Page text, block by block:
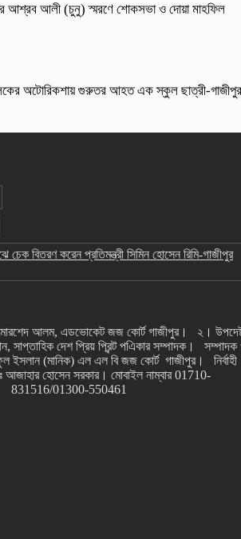
আশ্রব আলী (চুনু) স্মরণে শোকসভা ও দোয়া মাহফিল
অটোরিকশায় গুরুতর আহত এক স্কুল ছাত্রী-গাজীপুর
চেক বিতরণ করেন প্রতিমন্ত্রী সিমিন হোসেন রিমি-গাজীপুর
মোরশেদ আলম, এডভোকেট জজ কোর্ট গাজীপুর। ২।
সাপ্তাহিক দেশ প্রিয় প্রিন্ট পএিকার সম্পাদক।
ইসলান (মানিক) এল এল বি জজ কোর্ট গাজীপুর। নির্বাহী
আজাহার হোসেন সরকার। মোবাইল নাম্বার 01710-
831516/01300-550461